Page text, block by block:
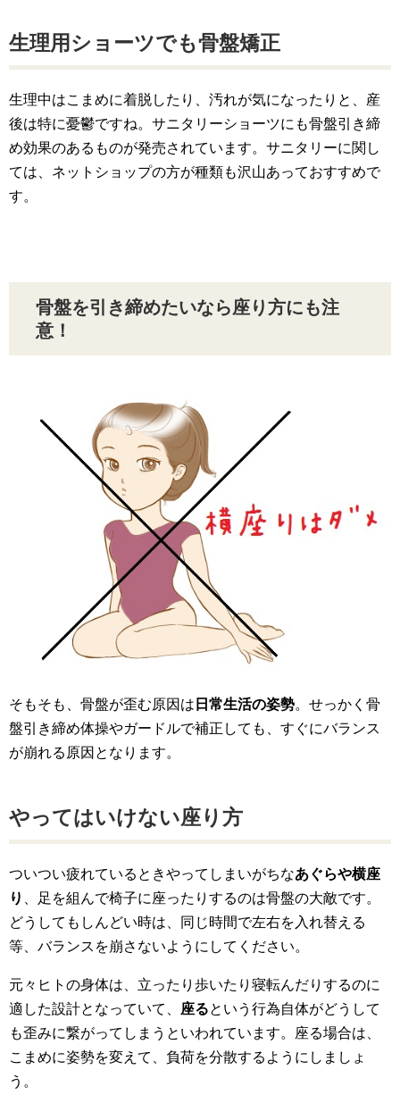
生理用ショーツでも骨盤矯正
生理中はこまめに着脱したり、汚れが気になったりと、産
後は特に憂鬱ですね。サニタリーショーツにも骨盤引き締
め効果のあるものが発売されています。サニタリーに関し
ては、ネットショップの方が種類も沢山あっておすすめで
す。
骨盤を引き締めたいなら座り方にも注
意！
そもそも、骨盤が歪む原因は 日常生活の姿勢。せっかく骨
盤引き締め体操やガードルで補正しても、すぐにバランス
が崩れる原因となります。
やってはいけない座り方
ついつい疲れているときやってしまいがちなあぐらや横座
り
、足を組んで椅子に座ったりするのは骨盤の大敵です。
どうしてもしんどい時は、同じ時間で左右を入れ替える
等、バランスを崩さないようにしてください。
元々ヒトの身体は、立ったり歩いたり寝転んだりするのに
適した設計となっていて、 座るという行為自体がどうして
も歪みに繋がってしまうといわれています。座る場合は、
こまめに姿勢を変えて、負荷を分散するようにしましょ
う。